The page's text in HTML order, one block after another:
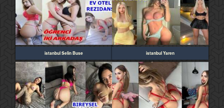
istanbul Selin Buse istanbul Yaren